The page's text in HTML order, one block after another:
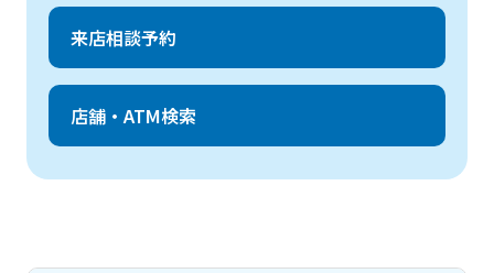
来店相談予約
店舗・ATM検索